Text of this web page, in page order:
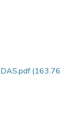
(163.76